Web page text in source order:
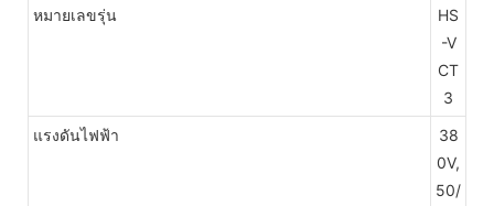
หมายเลขรุ่น
HS
-V
CT
3
แรงดันไฟฟ้า
38
0V,
50/